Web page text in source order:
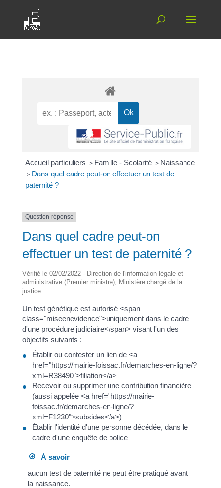
Accueil particuliers > Famille - Scolarité > Naissance
> Dans quel cadre peut-on effectuer un test de
paternité ?
Question-réponse
Dans quel cadre peut-on
effectuer un test de paternité ?
Vérifié le 02/02/2022 - Direction de l'information légale et
administrative (Premier ministre), Ministère chargé de la
justice
Un test génétique est autorisé <span
class="miseenevidence">uniquement dans le cadre
d'une procédure judiciaire</span> visant l'un des
objectifs suivants :
Établir ou contester un lien de <a
href="https://mairie-foissac.fr/demarches-en-ligne/?
xml=R38490">filiation</a>
Recevoir ou supprimer une contribution financière
(aussi appelée <a href="https://mairie-
foissac.fr/demarches-en-ligne/?
xml=F1230">subsides</a>)
Établir l'identité d'une personne décédée, dans le
cadre d'une enquête de police
À savoir
aucun test de paternité ne peut être pratiqué avant
la naissance.